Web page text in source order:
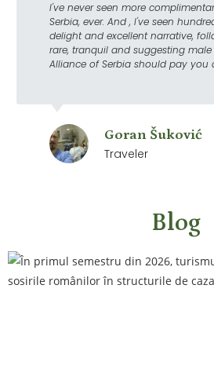
I've never seen more
Serbia, ever. And , I've seen
delight and excellent narrative,
rare, tranquil and suggesting male
Alliance of Serbia should pay you
Goran Šuković
Traveler
Blog